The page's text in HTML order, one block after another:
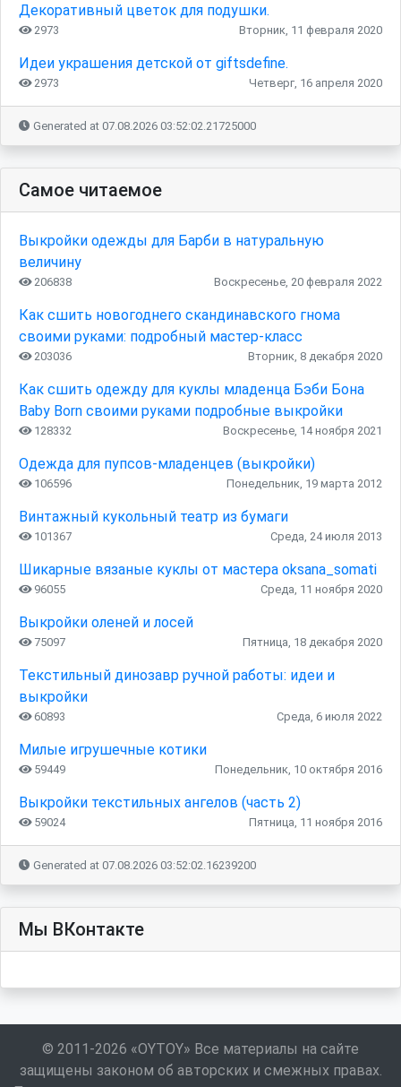
Декоративный цветок для подушки.
2973 Вторник, 11 февраля 2020
Идеи украшения детской от giftsdefine.
2973 Четверг, 16 апреля 2020
Generated at 07.08.2026 03:52:02.21725000
Самое читаемое
Выкройки одежды для Барби в натуральную
величину
206838 Воскресенье, 20 февраля 2022
Как сшить новогоднего скандинавского гнома
своими руками: подробный мастер-класс
203036 Вторник, 8 декабря 2020
Как сшить одежду для куклы младенца Бэби Бона
Baby Born своими руками подробные выкройки
128332 Воскресенье, 14 ноября 2021
Одежда для пупсов-младенцев (выкройки)
106596 Понедельник, 19 марта 2012
Винтажный кукольный театр из бумаги
101367 Среда, 24 июля 2013
Шикарные вязаные куклы от мастера oksana_somati
96055 Среда, 11 ноября 2020
Выкройки оленей и лосей
75097 Пятница, 18 декабря 2020
Текстильный динозавр ручной работы: идеи и
выкройки
60893 Среда, 6 июля 2022
Милые игрушечные котики
59449 Понедельник, 10 октября 2016
Выкройки текстильных ангелов (часть 2)
59024 Пятница, 11 ноября 2016
Generated at 07.08.2026 03:52:02.16239200
Мы ВКонтакте
© 2011-2026 «OYTOY» Все материалы на сайте
защищены законом об авторских и смежных правах.